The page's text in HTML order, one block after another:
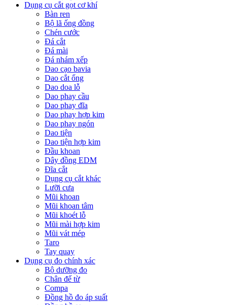
Dụng cụ cắt gọt cơ khí
Bàn ren
Bộ lã ống đồng
Chén cước
Đá cắt
Đá mài
Đá nhám xếp
Dao cạo bavia
Dao cắt ống
Dao doa lỗ
Dao phay cầu
Dao phay đĩa
Dao phay hợp kim
Dao phay ngón
Dao tiện
Dao tiện hợp kim
Đầu khoan
Dây đồng EDM
Đĩa cắt
Dụng cụ cắt khác
Lưỡi cưa
Mũi khoan
Mũi khoan tâm
Mũi khoét lỗ
Mũi mài hợp kim
Mũi vát mép
Taro
Tay quay
Dụng cụ đo chính xác
Bộ dưỡng đo
Chân đế từ
Compa
Đồng hồ đo áp suất